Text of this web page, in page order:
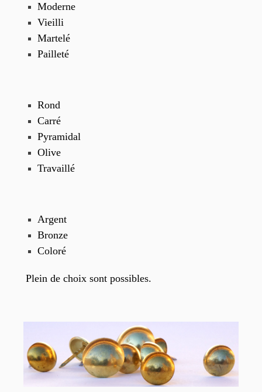
Moderne
Vieilli
Martelé
Pailleté
Rond
Carré
Pyramidal
Olive
Travaillé
Argent
Bronze
Coloré
Plein de choix sont possibles.